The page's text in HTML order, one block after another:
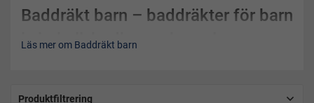
Baddräkt barn – baddräkter för barn
i simhall, badhus och pool
utvalt sortiment av
Läs mer om Baddräkt barn
Produktfiltrering